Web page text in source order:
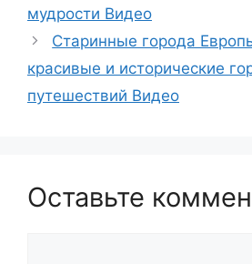
мудрости Видео
Старинные города
красивые и исторические
путешествий Видео
Оставьте